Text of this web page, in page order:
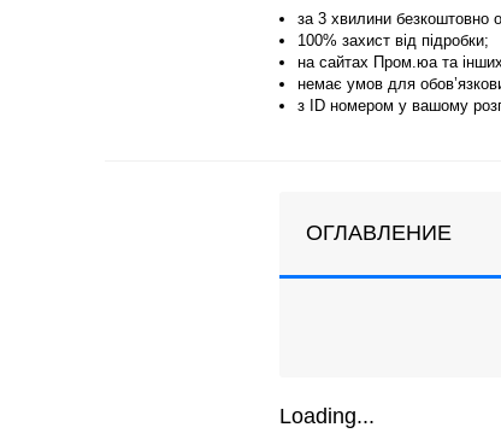
за 3 хвилини безкоштовно
100% захист від підробки;
на сайтах Пром.юа та інших
немає умов для
з ID номером у вашому
ОГЛАВЛЕНИЕ
Loading...